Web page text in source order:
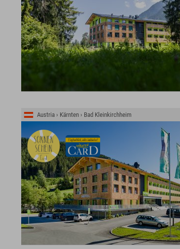
Austria › Kärnten › Bad Kleinkirchheim